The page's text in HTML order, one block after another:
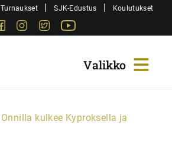
Turnaukset | SJK-Edustus | Koulutukset
FacebookInstagram
Twitter
Onnilla kulkee Kyproksella ja